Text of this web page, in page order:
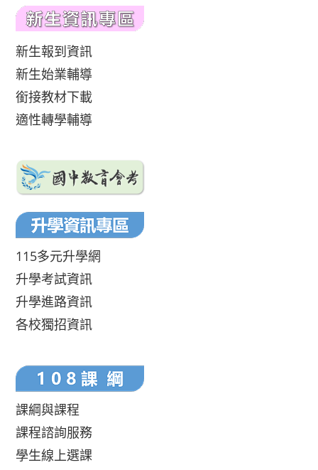
新生報到資訊
新生始業輔導
銜接教材下載
適性轉學輔導
115多元升學網
升學考試資訊
升學進路資訊
各校獨招資訊
課綱與課程
課程諮詢服務
學生線上選課